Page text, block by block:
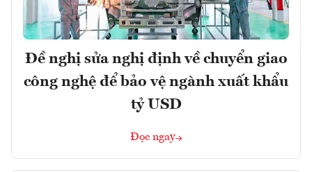
Đề nghị sửa nghị định về chuyển giao
công nghệ để bảo vệ ngành xuất khẩu
tỷ USD
Đọc ngay